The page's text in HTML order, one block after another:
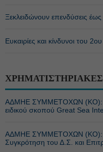
Ξεκλειδώνουν επενδύσεις
Ευκαιρίες και κίνδυνοι του
ΑΔΜΗΕ ΣΥΜΜΕΤΟΧΩΝ (KO):
ειδικού σκοπού Great Sea
ΑΔΜΗΕ ΣΥΜΜΕΤΟΧΩΝ (KO):
Συγκρότηση του Δ.Σ. και